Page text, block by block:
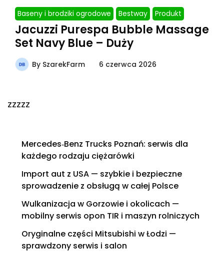
Baseny i brodziki ogrodowe Bestway Produkt
Jacuzzi Purespa Bubble Massage
Set Navy Blue – Duży
By SzarekFarm 6 czerwca 2026
zzzzz
Mercedes‑Benz Trucks Poznań: serwis dla
każdego rodzaju ciężarówki
Import aut z USA — szybkie i bezpieczne
sprowadzenie z obsługą w całej Polsce
Wulkanizacja w Gorzowie i okolicach —
mobilny serwis opon TIR i maszyn rolniczych
Oryginalne części Mitsubishi w Łodzi —
sprawdzony serwis i salon